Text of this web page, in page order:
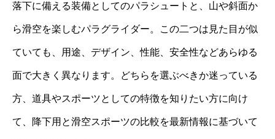
落下に備える装備としてのパラシュートと、山や斜面か
ら滑空を楽しむパラグライダー。この二つは見た目が似
ていても、用途、デザイン、性能、安全性などあらゆる
面で大きく異なります。どちらを選ぶべきか迷っている
方、道具やスポーツとしての特徴を知りたい方に向け
て、降下用と滑空スポーツの比較を最新情報に基づいて